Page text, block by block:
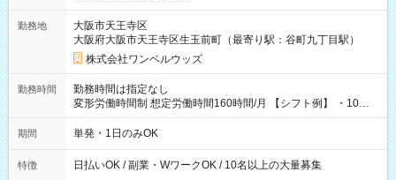
勤務地
大阪市天王寺区
大阪府大阪市天王寺区生玉前町（最寄り駅：谷町九丁目駅）
株式会社ワンベルウッズ
勤務時間
勤務時間は指定なし
変形労働時間制 想定労働時間160時間/月 【シフト例】 ・10：
00～20：00
期間 単発・1日のみOK
特徴 日払いOK / 副業・WワークOK / 10名以上の大量募集